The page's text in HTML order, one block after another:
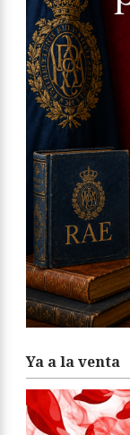
Ya a la venta